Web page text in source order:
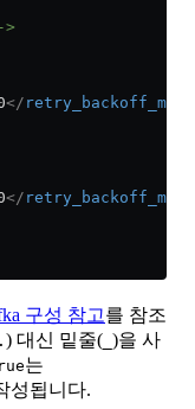
>
</ retry_backoff_ms
</ retry_backoff_ms
구성 참고를 참조
. ) 대신 밑줄( )을 사
는
성됩니다.